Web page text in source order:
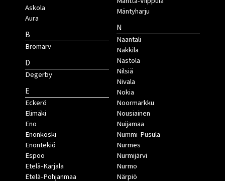
Askola
Aura
B
Bromarv
D
Degerby
E
Eckerö
Elimäki
Eno
Enonkoski
Enontekiö
Espoo
Etelä-Karjala
Etelä-Pohjanmaa
Mäntyharju
N
Naantali
Nakkila
Nastola
Nilsiä
Nivala
Nokia
Noormarkku
Nousiainen
Nuijamaa
Nummi-Pusula
Nurmes
Nurmijärvi
Nurmo
Närpiö